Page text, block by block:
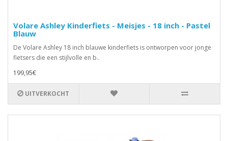
Volare Ashley Kinderfiets - Meisjes - 18 inch - Pastel
Blauw
De Volare Ashley 18 inch blauwe kinderfiets is ontworpen voor jonge
fietsers die een stijlvolle en b..
199,95€
UITVERKOCHT